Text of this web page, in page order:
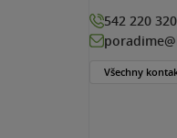
542 220 320
Všechny